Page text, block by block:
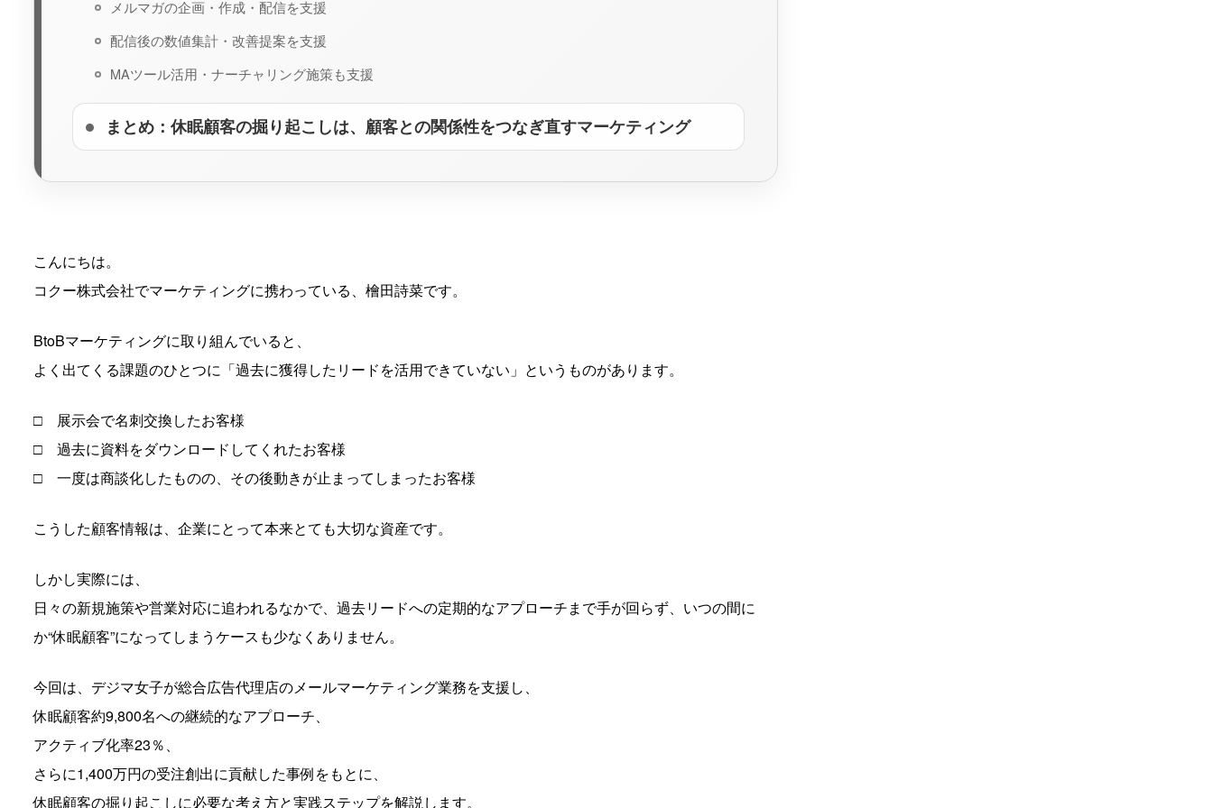
メルマガの企画・作成・配信を支援
配信後の数値集計・改善提案を支援
MAツール活用・ナーチャリング施策も支援
まとめ：休眠顧客の掘り起こしは、顧客との関係性をつなぎ直すマーケティング
こんにちは。
コクー株式会社でマーケティングに携わっている、檜田詩菜です。
BtoBマーケティングに取り組んでいると、
よく出てくる課題のひとつに「過去に獲得したリードを活用できていない」というものがあります。
□ 展示会で名刺交換したお客様
□ 過去に資料をダウンロードしてくれたお客様
□ 一度は商談化したものの、その後動きが止まってしまったお客様
こうした顧客情報は、企業にとって本来とても大切な資産です。
しかし実際には、
日々の新規施策や営業対応に追われるなかで、過去リードへの定期的なアプローチまで手が回らず、いつの間に
か“休眠顧客”になってしまうケースも少なくありません。
今回は、デジマ女子が総合広告代理店のメールマーケティング業務を支援し、
休眠顧客約9,800名への継続的なアプローチ、
アクティブ化率23％、
さらに1,400万円の受注創出に貢献した事例をもとに、
休眠顧客の掘り起こしに必要な考え方と実践ステップを解説します。